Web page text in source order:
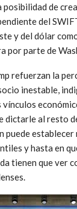
posibilidad de
del
y del dólar
por parte de
refuerzan la
inestable,
vínculos
dictarle al resto
puede establecer
y hasta en
tienen que ver